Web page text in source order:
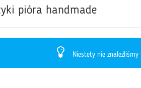
pióra handmade
Niestety nie